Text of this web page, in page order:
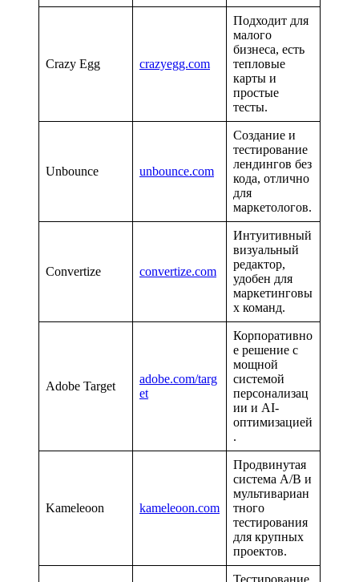
Crazy Egg crazyegg.com
Подходит для
малого
бизнеса, есть
тепловые
карты и
простые
тесты.
Unbounce unbounce.com
Создание и
тестирование
лендингов без
кода, отлично
для
маркетологов.
Convertize convertize.com
Интуитивный
визуальный
редактор,
удобен для
маркетинговы
х команд.
Adobe Target
adobe.com/targ
et
Корпоративно
е решение с
мощной
системой
персонализац
ии и AI-
оптимизацией
.
Kameleoon kameleoon.com
Продвинутая
система A/B и
мультивариан
тного
тестирования
для крупных
проектов.
Тестирование